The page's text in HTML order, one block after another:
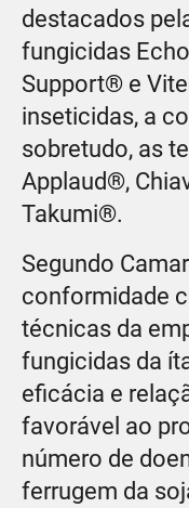
destacados
fungicidas
Support® e
inseticidas, a
sobretudo, as
Applaud®,
Takumi®.
Segundo
conformidade
técnicas da
fungicidas da
eficácia e
favorável ao
número de
ferrugem da